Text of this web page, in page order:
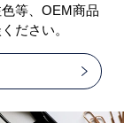
等、OEM商品
ださい。